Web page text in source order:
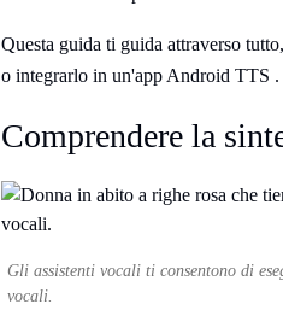
Questa guida ti guida attraverso
o integrarlo in un'app Android TTS .
Comprendere la
Gli assistenti vocali ti consentono di
vocali.